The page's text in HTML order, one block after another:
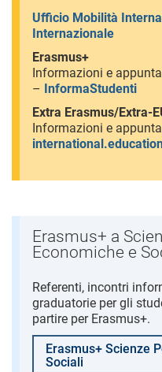
Ufficio Mobilità
Internazionale
Erasmus+
Informazioni e
– InformaStudenti
Extra Erasmus/Extra-
Informazioni e
Erasmus+ a
Economiche e
Referenti, incontri
graduatorie per gli
partire per Erasmus+.
Erasmus+ Scienze
Sociali